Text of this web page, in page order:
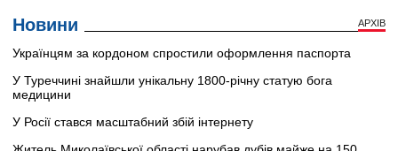
Новини АРХІВ
Українцям за кордоном спростили оформлення паспорта
У Туреччині знайшли унікальну 1800-річну статую бога
медицини
У Росії стався масштабний збій інтернету